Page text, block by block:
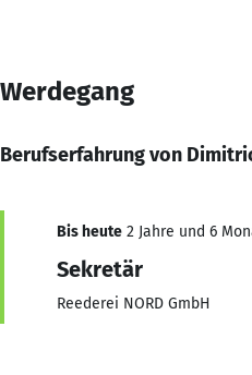
Werdegang
Berufserfahrung von
Bis heute 2 Jahre und 6
Sekretär
Reederei NORD GmbH